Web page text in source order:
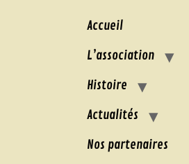
Accueil
L’association
Histoire
Actualités
Nos partenaires